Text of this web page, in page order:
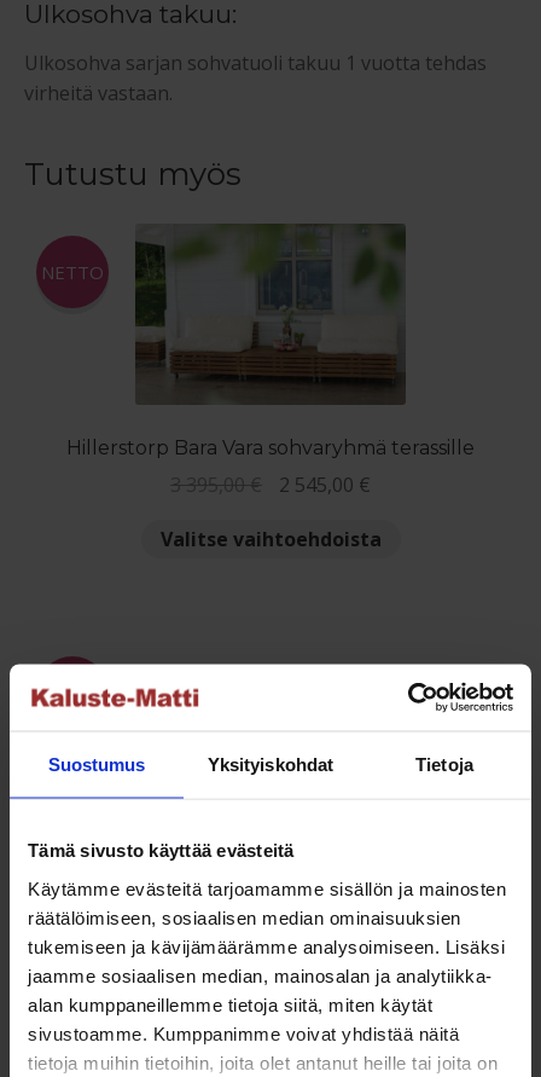
Suostumus Yksityiskohdat Tietoja
Tämä sivusto käyttää evästeitä
Käytämme evästeitä tarjoamamme sisällön ja mainosten
räätälöimiseen, sosiaalisen median ominaisuuksien
tukemiseen ja kävijämäärämme analysoimiseen. Lisäksi
jaamme sosiaalisen median, mainosalan ja analytiikka-
alan kumppaneillemme tietoja siitä, miten käytät
sivustoamme. Kumppanimme voivat yhdistää näitä
tietoja muihin tietoihin, joita olet antanut heille tai joita on
Ulkosohva takuu:
Ulkosohva sarjan sohvatuoli takuu 1 vuotta tehdas
virheitä vastaan.
Tutustu myös
Hillerstorp Bara Vara sohvaryhmä terassille
NETTO
3 395,00€
Alkuperäinen
oli:
2 545,00 €
on:
Valitse vaihtoehdoista
Voit
tehdä
tuotteen
Mode polyrottinki kulmasohva pöydällä
NETTO
1 150,00
Alkuperäinen
150,00 €.
795,00 €Nykyinen
hinta
on:
795,00 €.
Lue lisää